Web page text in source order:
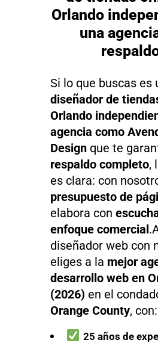
Orlando
una
Si lo que buscas es
diseñador de
Orlando
agencia como
Design que te
respaldo completo,
es clara: con
presupuesto de
elabora con
enfoque comercial
diseñador web con
eliges a la mejor
desarrollo web en
(2026) en el
Orange County, con:
25 años de